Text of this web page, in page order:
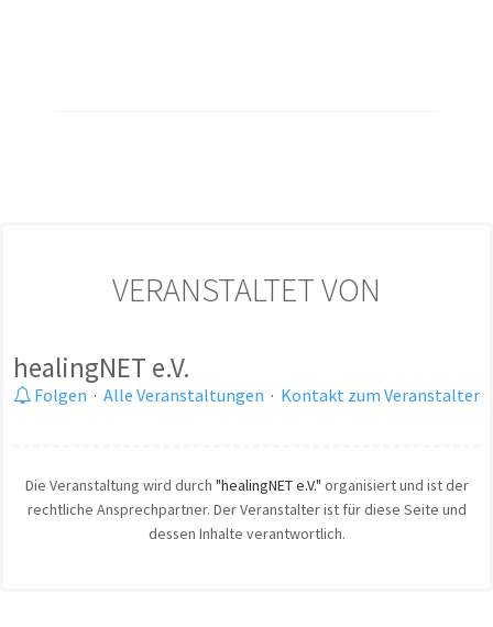
VERANSTALTET VON
healingNET e.V.
Folgen · Alle Veranstaltungen · Kontakt zum Veranstalter
Die Veranstaltung wird durch "healingNET e.V." organisiert und ist der
rechtliche Ansprechpartner. Der Veranstalter ist für diese Seite und
dessen Inhalte verantwortlich.